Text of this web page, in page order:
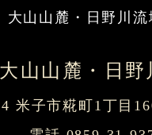
大山山麓・日野川
大山山麓・日
米子市糀町1丁目